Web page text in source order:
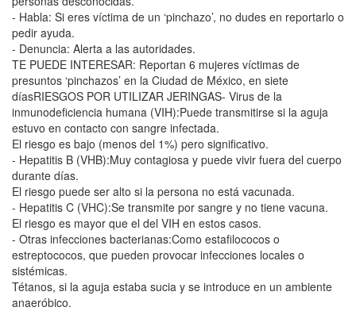
- Habla: Si eres víctima de un ‘pinchazo’, no dudes en reportarlo o
pedir ayuda.
- Denuncia: Alerta a las autoridades.
TE PUEDE INTERESAR: Reportan 6 mujeres víctimas de
presuntos ‘pinchazos’ en la Ciudad de México, en siete
díasRIESGOS POR UTILIZAR JERINGAS- Virus de la
inmunodeficiencia humana (VIH):Puede transmitirse si la aguja
estuvo en contacto con sangre infectada.
El riesgo es bajo (menos del 1%) pero significativo.
- Hepatitis B (VHB):Muy contagiosa y puede vivir fuera del cuerpo
durante días.
El riesgo puede ser alto si la persona no está vacunada.
- Hepatitis C (VHC):Se transmite por sangre y no tiene vacuna.
El riesgo es mayor que el del VIH en estos casos.
- Otras infecciones bacterianas:Como estafilococos o
estreptococos, que pueden provocar infecciones locales o
sistémicas.
Tétanos, si la aguja estaba sucia y se introduce en un ambiente
anaeróbico.